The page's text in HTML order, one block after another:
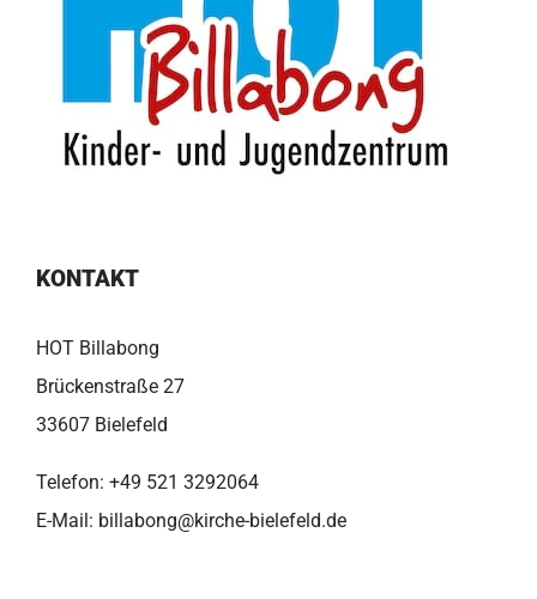
KONTAKT
HOT Billabong
Brückenstraße 27
33607 Bielefeld
Telefon: +49 521 3292064
E-Mail: billabong@kirche-bielefeld.de